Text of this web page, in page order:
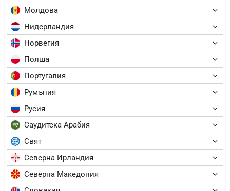
Молдова
Нидерландия
Норвегия
Полша
Португалия
Румъния
Русия
Саудитска Арабия
Свят
Северна Ирландия
Северна Македония